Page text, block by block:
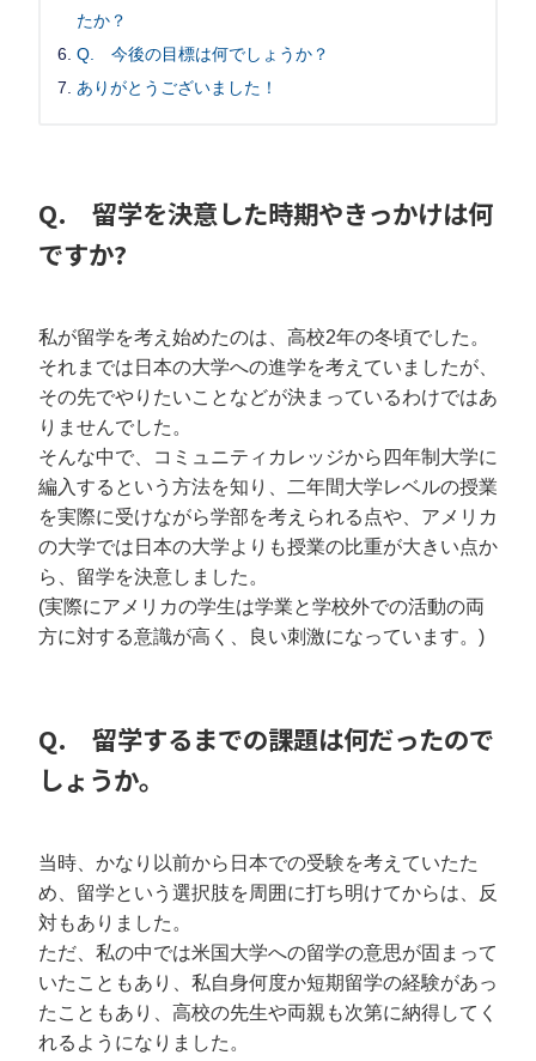
たか？
Q. 今後の目標は何でしょうか？
ありがとうございました！
Q. 留学を決意した時期やきっかけは何
ですか?
私が留学を考え始めたのは、高校2年の冬頃でした。
それまでは日本の大学への進学を考えていましたが、
その先でやりたいことなどが決まっているわけではあ
りませんでした。
そんな中で、コミュニティカレッジから四年制大学に
編入するという方法を知り、二年間大学レベルの授業
を実際に受けながら学部を考えられる点や、アメリカ
の大学では日本の大学よりも授業の比重が大きい点か
ら、留学を決意しました。
(実際にアメリカの学生は学業と学校外での活動の両
方に対する意識が高く、良い刺激になっています。)
Q. 留学するまでの課題は何だったので
しょうか。
当時、かなり以前から日本での受験を考えていたた
め、留学という選択肢を周囲に打ち明けてからは、反
対もありました。
ただ、私の中では米国大学への留学の意思が固まって
いたこともあり、私自身何度か短期留学の経験があっ
たこともあり、高校の先生や両親も次第に納得してく
れるようになりました。